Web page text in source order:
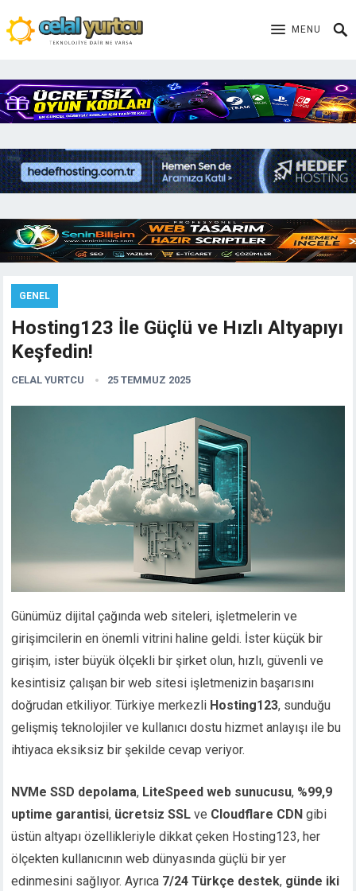
MENU
GENEL
Hosting123 İle Güçlü ve Hızlı Altyapıyı
Keşfedin!
CELAL YURTCU 25 TEMMUZ 2025
Günümüz dijital çağında web siteleri, işletmelerin ve
girişimcilerin en önemli vitrini haline geldi. İster küçük bir
girişim, ister büyük ölçekli bir şirket olun, hızlı, güvenli ve
kesintisiz çalışan bir web sitesi işletmenizin başarısını
doğrudan etkiliyor. Türkiye merkezli Hosting123, sunduğu
gelişmiş teknolojiler ve kullanıcı dostu hizmet anlayışı ile bu
ihtiyaca eksiksiz bir şekilde cevap veriyor.
NVMe SSD depolama, LiteSpeed web sunucusu, %99,9
uptime garantisi, ücretsiz SSL ve Cloudflare CDN gibi
üstün altyapı özellikleriyle dikkat çeken Hosting123, her
ölçekten kullanıcının web dünyasında güçlü bir yer
edinmesini sağlıyor. Ayrıca 7/24 Türkçe destek, günde iki